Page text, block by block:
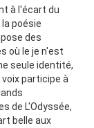
à l'écart du
poésie
des
où le je n'est
seule identité,
participe à
de L'Odyssée,
belle aux